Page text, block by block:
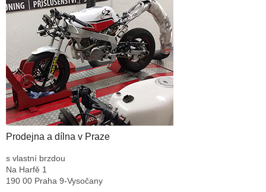
Prodejna a dílna v Praze
s vlastní brzdou
Na Harfě 1
190 00 Praha 9-Vysočany